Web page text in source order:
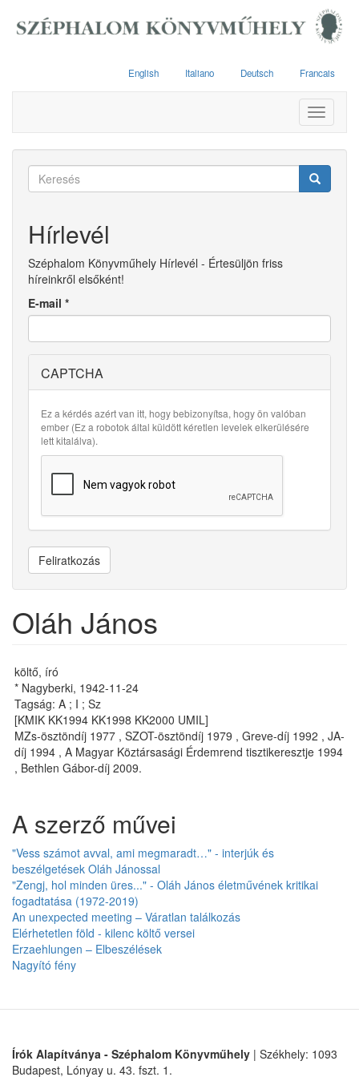
English Italiano Deutsch Francais
Toggle
Keresés
Hírlevél
Széphalom Könyvműhely Hírlevél - Értesüljön friss
híreinkről elsőként!
E-mail *
CAPTCHA
Ez a kérdés azért van itt, hogy bebizonyítsa, hogy ön valóban
ember (Ez a robotok által küldött kéretlen levelek elkerülésére
lett kitalálva).
Feliratkozás
Oláh János
költő, író
* Nagyberki, 1942-11-24
Tagság: A ; I ; Sz
[KMIK KK1994 KK1998 KK2000 UMIL]
MZs-ösztöndíj 1977 , SZOT-ösztöndíj 1979 , Greve-díj 1992 , JA-
díj 1994 , A Magyar Köztársasági Érdemrend tisztikeresztje 1994
, Bethlen Gábor-díj 2009.
A szerző művei
"Vess számot avval, ami megmaradt…" - interjúk és
beszélgetések Oláh Jánossal
"Zengj, hol minden üres..." - Oláh János életművének kritikai
fogadtatása (1972-2019)
An unexpected meeting – Váratlan találkozás
Elérhetetlen föld - kilenc költő versei
Erzaehlungen – Elbeszélések
Nagyító fény
Írók Alapítványa - Széphalom Könyvműhely | Székhely: 1093
Budapest, Lónyay u. 43. fszt. 1.